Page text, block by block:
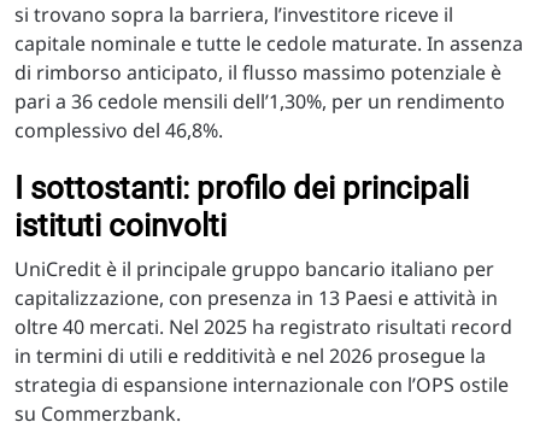
si trovano sopra la barriera, l’investitore riceve il
capitale nominale e tutte le cedole maturate. In assenza
di rimborso anticipato, il flusso massimo potenziale è
pari a 36 cedole mensili dell’1,30%, per un rendimento
complessivo del 46,8%.
I sottostanti: profilo dei principali
istituti coinvolti
UniCredit è il principale gruppo bancario italiano per
capitalizzazione, con presenza in 13 Paesi e attività in
oltre 40 mercati. Nel 2025 ha registrato risultati record
in termini di utili e redditività e nel 2026 prosegue la
strategia di espansione internazionale con l’OPS ostile
su Commerzbank.